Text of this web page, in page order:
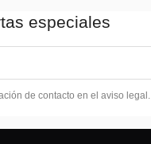
especiales
de contacto en el aviso legal.